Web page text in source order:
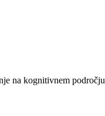
na kognitivnem področju